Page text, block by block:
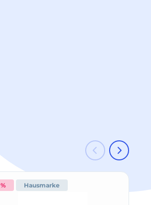
Hausmarke